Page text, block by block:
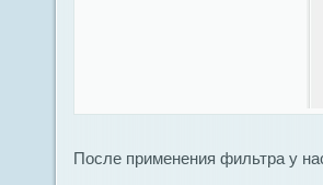
После применения фильтра у